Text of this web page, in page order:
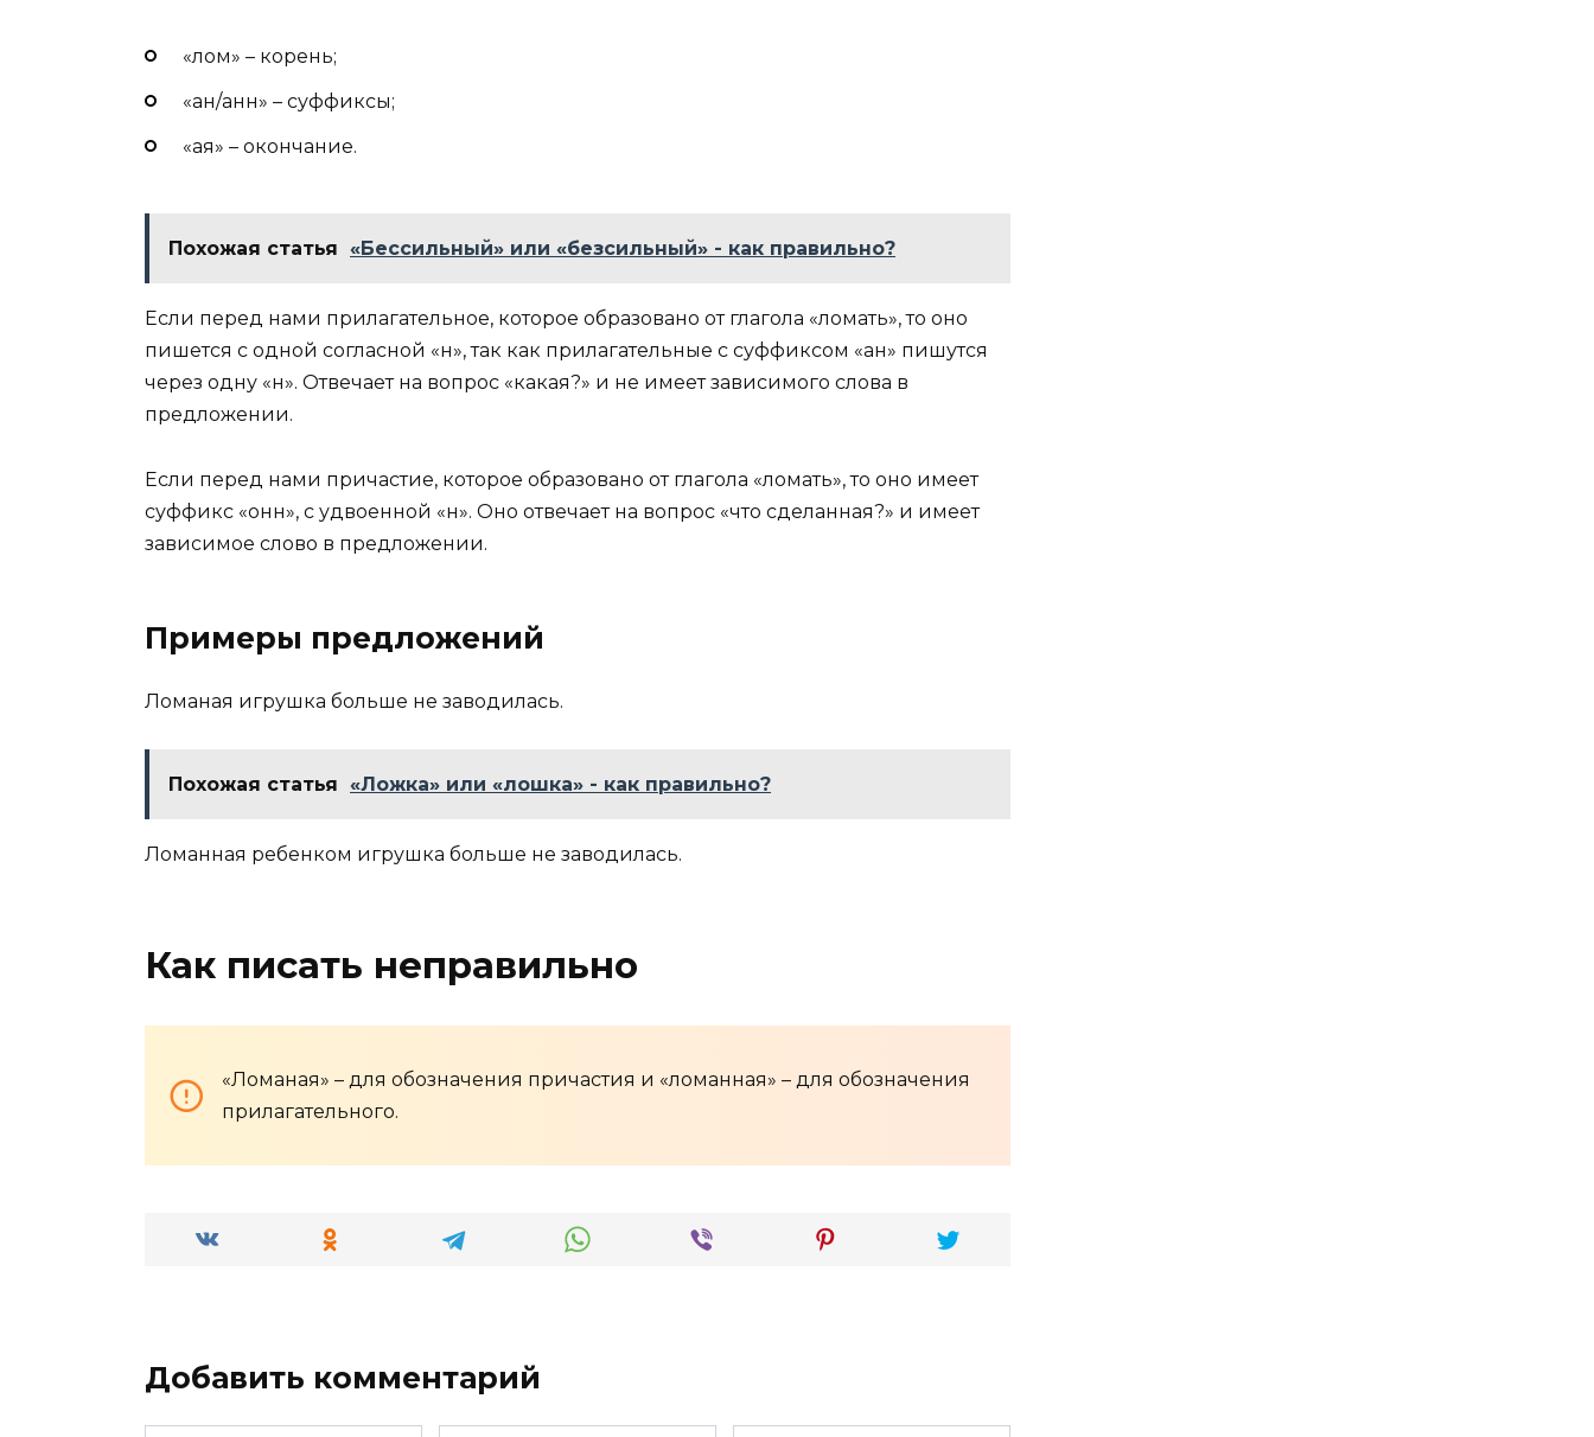
«лом» – корень;
«ан/анн» – суффиксы;
«ая» – окончание.
Похожая статья «Бессильный» или «безсильный» - как правильно?
Если перед нами прилагательное, которое образовано от глагола «ломать», то оно
пишется с одной согласной «н», так как прилагательные с суффиксом «ан» пишутся
через одну «н». Отвечает на вопрос «какая?» и не имеет зависимого слова в
предложении.
Если перед нами причастие, которое образовано от глагола «ломать», то оно имеет
суффикс «онн», с удвоенной «н». Оно отвечает на вопрос «что сделанная?» и имеет
зависимое слово в предложении.
Примеры предложений
Ломаная игрушка больше не заводилась.
Похожая статья «Ложка» или «лошка» - как правильно?
Ломанная ребенком игрушка больше не заводилась.
Как писать неправильно
«Ломаная» – для обозначения причастия и «ломанная» – для обозначения
прилагательного.
Добавить комментарий